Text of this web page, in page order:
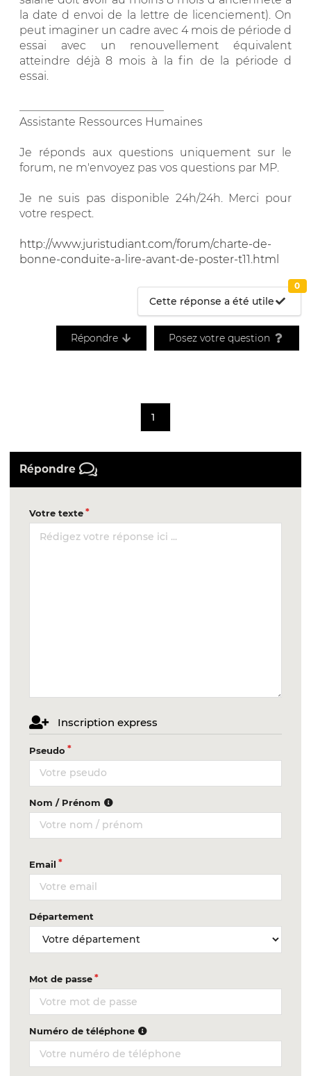
la date d envoi de la lettre de licenciement). On
peut imaginer un cadre avec 4 mois de période d
essai avec un renouvellement équivalent
atteindre déjà 8 mois à la fin de la période d
essai.
Assistante Ressources Humaines
Je réponds aux questions uniquement sur le
forum, ne m'envoyez pas vos questions par MP.
Je ne suis pas disponible 24h/24h. Merci pour
votre respect.
http://www.juristudiant.com/forum/charte-de-
bonne-conduite-a-lire-avant-de-poster-t11.html
Cette réponse a été utile
0
Répondre Posez votre question
1
Répondre
Votre texte
Inscription express
Pseudo
Nom / Prénom
Email
Département
Mot de passe
Numéro de téléphone